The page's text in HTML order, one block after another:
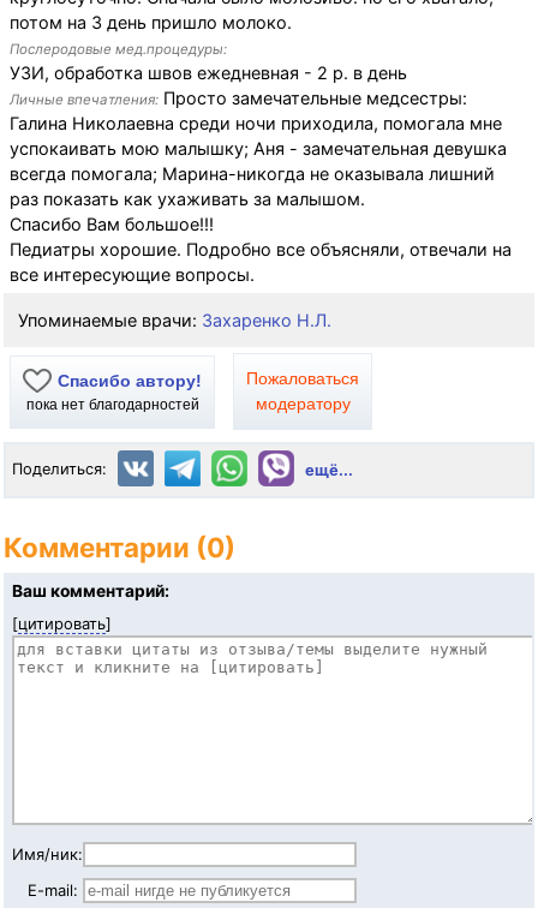
потом на 3 день пришло молоко.
Послеродовые мед.процедуры:
УЗИ, обработка швов ежедневная - 2 р. в день
Личные впечатления: Просто замечательные медсестры:
Галина Николаевна среди ночи приходила, помогала мне
успокаивать мою малышку; Аня - замечательная девушка
всегда помогала; Марина-никогда не оказывала лишний
раз показать как ухаживать за малышом.
Спасибо Вам большое!!!
Педиатры хорошие. Подробно все объясняли, отвечали на
все интересующие вопросы.
Упоминаемые врачи: Захаренко Н.Л.
Спасибо автору!
пока нет благодарностей
Пожаловаться
модератору
Поделиться: ещё...
Комментарии (0)
Ваш комментарий:
[цитировать]
Имя/ник:
E-mail: